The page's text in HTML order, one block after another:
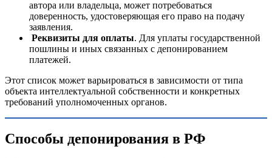
автора или владельца, может потребоваться
доверенность, удостоверяющая его право на подачу
заявления.
Реквизиты для оплаты. Для уплаты государственной
пошлины и иных связанных с депонированием
платежей.
Этот список может варьироваться в зависимости от типа
объекта интеллектуальной собственности и конкретных
требований уполномоченных органов.
Способы депонирования в РФ